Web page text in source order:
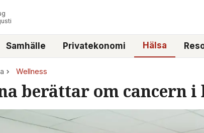
Samhälle Privatekonomi Hälsa
Wellness
berättar om cancern i